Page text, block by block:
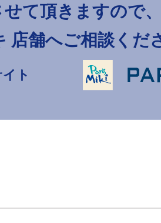
て頂きますので、
舗へご相談くだ
ト